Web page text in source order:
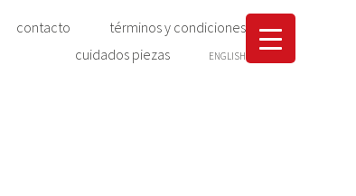
contacto
términos y condiciones
cuidados piezas
ENGLISH